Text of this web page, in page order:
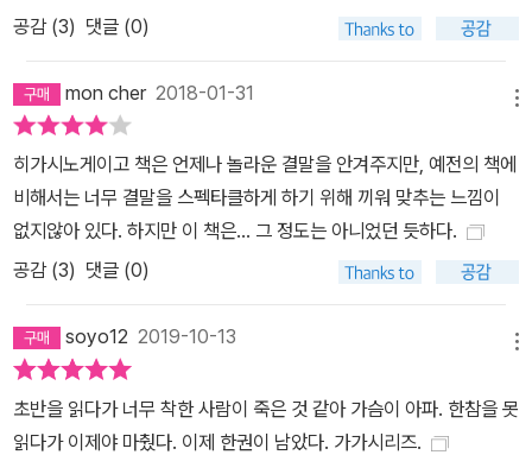
공감 (3) 댓글 (0)
mon cher2018-01-31
히가시노게이고 책은 언제나 놀라운 결말을 안겨주지만, 예전의 책에
비해서는 너무 결말을 스펙타클하게 하기 위해 끼워 맞추는 느낌이
없지않아 있다. 하지만 이 책은... 그 정도는 아니었던 듯하다.
공감 (3) 댓글 (0)
soyo12 2019-10-13
초반을 읽다가 너무 착한 사람이 죽은 것 같아 가슴이 아파. 한참을 못
읽다가 이제야 마췄다. 이제 한권이 남았다. 가가시리즈.